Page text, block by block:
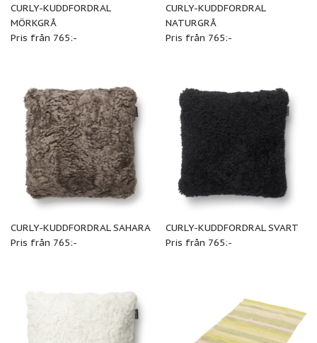
CURLY-KUDDFORDRAL
MÖRKGRÅ
Pris från 765:-
CURLY-KUDDFORDRAL
NATURGRÅ
Pris från 765:-
CURLY-KUDDFORDRAL SAHARA
Pris från 765:-
CURLY-KUDDFORDRAL SVART
Pris från 765:-